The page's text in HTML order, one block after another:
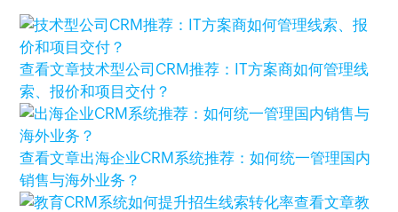
查看文章技术型公司CRM推荐：IT方案商如何管理线
索、报价和项目交付？
查看文章出海企业CRM系统推荐：如何统一管理国内
销售与海外业务？
查看文章教